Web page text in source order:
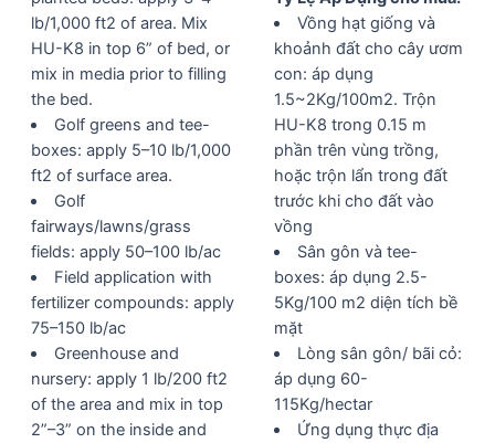
lb/1,000 ft2 of area. Mix
HU-K8 in top 6” of bed, or
mix in media prior to filling
the bed.
Golf greens and tee-
boxes: apply 5–10 lb/1,000
ft2 of surface area.
Golf
fairways/lawns/grass
fields: apply 50–100 lb/ac
Field application with
fertilizer compounds: apply
75–150 lb/ac
Greenhouse and
nursery: apply 1 lb/200 ft2
of the area and mix in top
2”–3” on the inside and
Vồng hạt giống và
khoảnh đất cho cây ươm
con: áp dụng
1.5~2Kg/100m2. Trộn
HU-K8 trong 0.15 m
phần trên vùng trồng,
hoặc trộn lẩn trong đất
trước khi cho đất vào
vồng
Sân gôn và tee-
boxes: áp dụng 2.5-
5Kg/100 m2 diện tích bề
mặt
Lòng sân gôn/ bãi cỏ:
áp dụng 60-
115Kg/hectar
Ứng dụng thực địa